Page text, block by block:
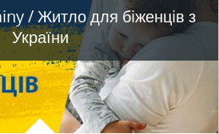
/ Житло для бiженцiв з
України